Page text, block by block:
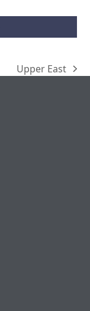
next
Upper East